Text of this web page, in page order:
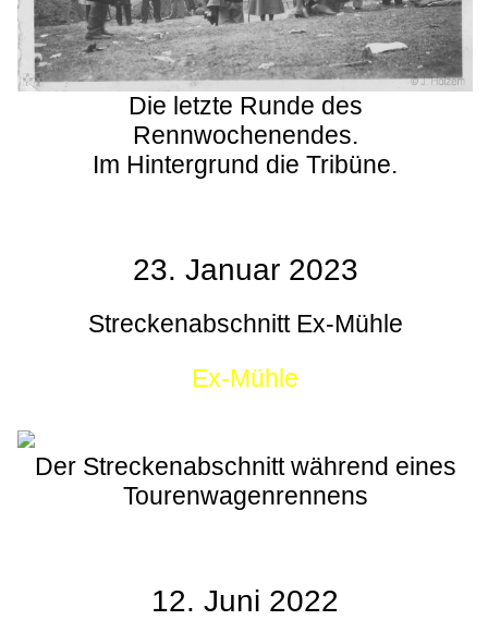
Die letzte Runde des
Rennwochenendes.
Im Hintergrund die Tribüne.
23. Januar 2023
Streckenabschnitt Ex-Mühle
Ex-Mühle
Der Streckenabschnitt während eines
Tourenwagenrennens
12. Juni 2022